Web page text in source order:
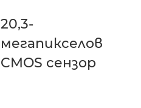
20,3-
мегапикселов
CMOS сензор